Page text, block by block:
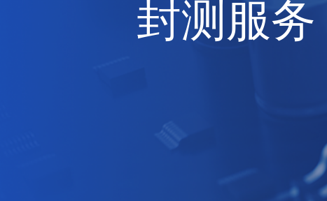
封测服务